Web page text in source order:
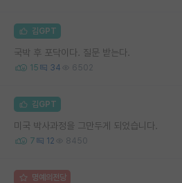
김GPT
국박 후 포닥이다. 질문 받는다.
15 34 6502
김GPT
미국 박사과정을 그만두게 되었습니다.
7 12 8450
명예의전당